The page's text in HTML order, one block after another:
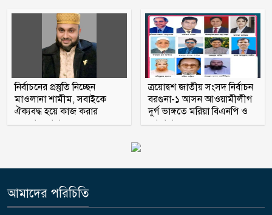
স্কুলছাত্রীকে ধর্ষণের মামলায় কনটেন্ট
ক্রিয়েটর রিপন মিয়া গ্রেপ্তার
নির্বাচনের প্রস্তুতি নিচ্ছেন
মাওলানা শামীম, সবাইকে
ঐক্যবদ্ধ হয়ে কাজ করার
অহব্বান জানান
ত্রয়োদ্বশ জাতীয় সংসদ নির্বাচন
বরগুনা-১ আসন আওয়ামীলীগ
দুর্গ ভাঙ্গতে মরিয়া বিএনপি ও
জামায়াত
আমাদের পরিচিতি